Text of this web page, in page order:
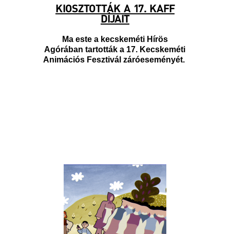
KIOSZTOTTÁK A 17. KAFF
DÍJAIT
Ma este a kecskeméti Hírös
Agórában tartották a 17. Kecskeméti
Animációs Fesztivál záróeseményét.